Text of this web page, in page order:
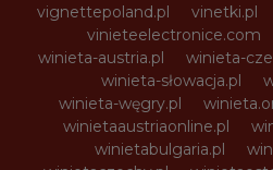
vignettepoland.pl
vinetki.pl
vinieteelectronice.com
winieta-austria.pl
winieta-
winieta-słowacja.pl
winieta-węgry.pl
winietaaustriaonline.pl
winietabulgaria.pl